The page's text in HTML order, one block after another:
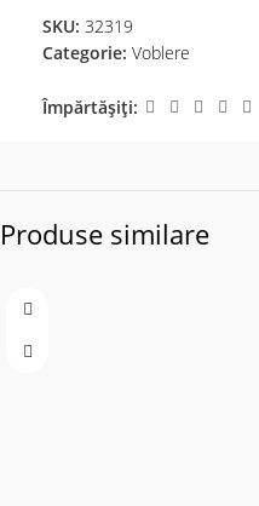
SKU: 32319
Categorie: Voblere
Împărtășiți:
Produse similare